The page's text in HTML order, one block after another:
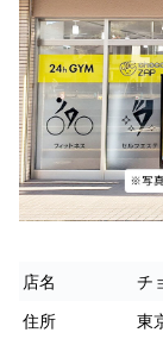
店名
チ
住所
東